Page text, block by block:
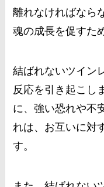
離れなければなら
魂の成長を促すた
結ばれないツイン
反応を引き起こし
に、強い恐れや不
れは、お互いに対
す。